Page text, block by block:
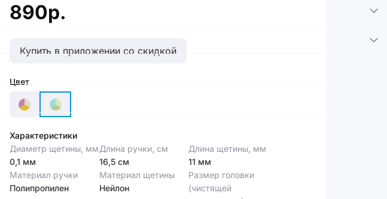
890р.
Купить в приложении со скидкой
Цвет
Характеристики
Диаметр щетины, мм
0,1 мм
Длина ручки, см
16,5 см
Длина щетины, мм
11 мм
Материал ручки
Полипропилен
Материал щетины
Нейлон
Размер головки
(чистящей